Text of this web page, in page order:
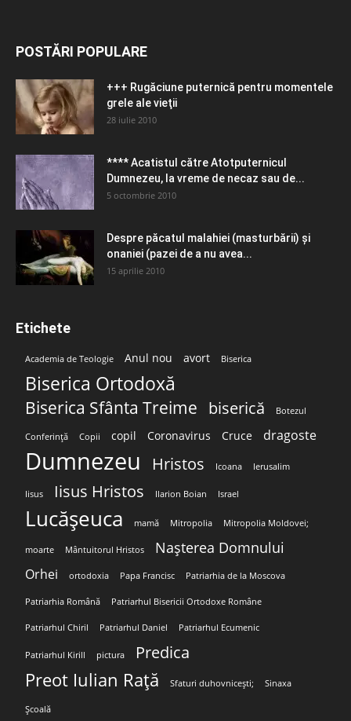
POSTĂRI POPULARE
+++ Rugăciune puternică pentru momentele
grele ale vieţii
28 iulie 2010
**** Acatistul către Atotputernicul
Dumnezeu, la vreme de necaz sau de...
5 octombrie 2010
Despre păcatul malahiei (masturbării) şi
onaniei (pazei de a nu avea...
15 aprilie 2010
Etichete
Academia de Teologie Anul nou avort Biserica
Biserica Ortodoxă
Biserica Sfânta Treime biserică Botezul
Conferință Copii copil Coronavirus Cruce dragoste
Dumnezeu Hristos Icoana Ierusalim
Iisus Iisus Hristos Ilarion Boian Israel
Lucășeuca mamă Mitropolia Mitropolia Moldovei;
moarte Mântuitorul Hristos Nașterea Domnului
Orhei ortodoxia Papa Francisc Patriarhia de la Moscova
Patriarhia Română Patriarhul Bisericii Ortodoxe Române
Patriarhul Chiril Patriarhul Daniel Patriarhul Ecumenic
Patriarhul Kirill pictura Predica
Preot Iulian Rață Sfaturi duhovnicești; Sinaxa
Școală